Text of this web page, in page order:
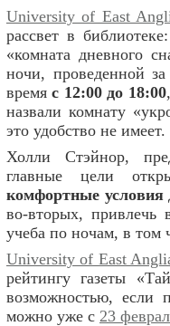
University of East
рассвет в
«комната дневного
ночи, проведенной
времяс 12:00 до 18:00
назвали комнату
это удобство не имеет.
Холли Стэйнор,
главные цели
комфортные условия
во-вторых, привлечь
учеба по ночам, в том
University of East
рейтингу газеты
возможностью, если
можно уже с 23